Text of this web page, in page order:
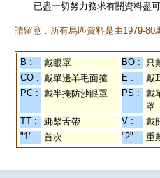
已盡一切努力務求有關資料盡
請留意 : 所有馬匹資料是由1979-80
B : 戴眼罩 BO : 只
CO : 戴單邊羊毛面箍 E : 戴
PC : 戴半掩防沙眼罩 PS :
戴
罩
TT : 綁繫舌帶 V : 戴
"1" :
首次 "2" : 重